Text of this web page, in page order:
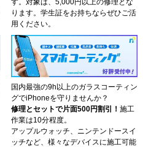
す。対象は、5,000円以上の修理とな
ります。学生証をお持ちならぜひご活
用ください。
国内最強の9h以上のガラスコーティン
グでiPhoneを守りませんか？
修理とセットで片面500円割引！ 施工
作業は10分程度。
アップルウォッチ、ニンテンドースイ
ッチなど、様々なデバイスに施工可能